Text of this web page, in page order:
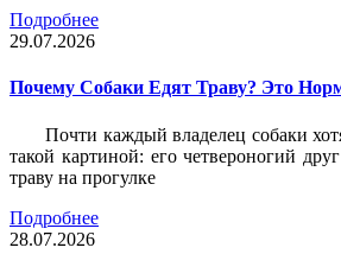
Подробнее
29.07.2026
Почему Собаки Едят Траву? Это
Почти каждый владелец собаки
такой картиной: его четвероногий
траву на прогулке
Подробнее
28.07.2026